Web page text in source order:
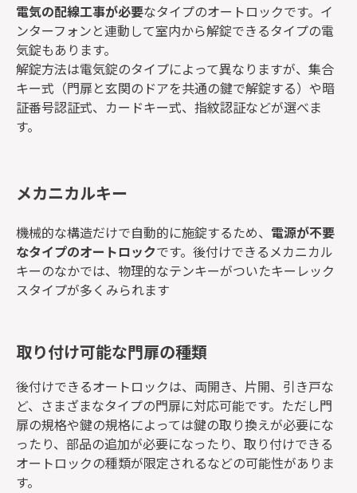
電気の配線工事が必要なタイプのオートロックです。イ
ンターフォンと連動して室内から解錠できるタイプの電
気錠もあります。
解錠方法は電気錠のタイプによって異なりますが、集合
キー式（門扉と玄関のドアを共通の鍵で解錠する）や暗
証番号認証式、カードキー式、指紋認証などが選べま
す。
メカニカルキー
機械的な構造だけで自動的に施錠するため、 電源が不要
なタイプのオートロックです。後付けできるメカニカル
キーのなかでは、物理的なテンキーがついたキーレック
スタイプが多くみられます
取り付け可能な門扉の種類
後付けできるオートロックは、両開き、片開、引き戸な
ど、さまざまなタイプの門扉に対応可能です。ただし門
扉の規格や鍵の規格によっては鍵の取り換えが必要にな
ったり、部品の追加が必要になったり、取り付けできる
オートロックの種類が限定されるなどの可能性がありま
す。